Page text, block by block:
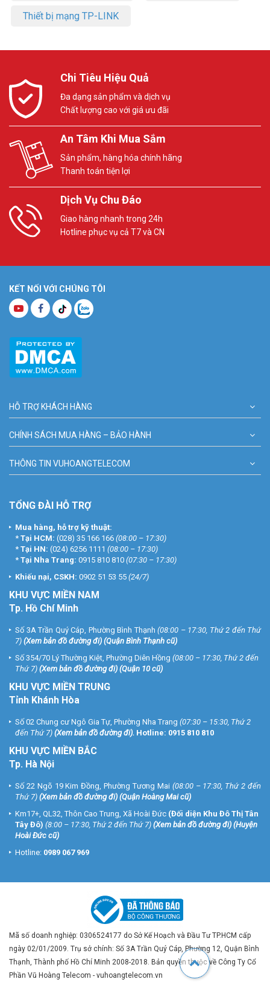
Thiết bị mạng TP-LINK
Chi Tiêu Hiệu Quả
Đa dạng sản phẩm và dịch vụ
Chất lượng cao với giá ưu đãi
An Tâm Khi Mua Sắm
Sản phẩm, hàng hóa chính hãng
Thanh toán tiện lợi
Dịch Vụ Chu Đáo
Giao hàng nhanh trong 24h
Hotline phục vụ cả T7 và CN
KẾT NỐI VỚI CHÚNG TÔI
HỖ TRỢ KHÁCH HÀNG
CHÍNH SÁCH MUA HÀNG – BẢO HÀNH
THÔNG TIN VUHOANGTELECOM
TỔNG ĐÀI HỖ TRỢ
Mua hàng, hỗ trợ kỹ thuật:
* Tại HCM: (028) 35 166 166 (08:00 – 17:30)
* Tại HN: (024) 6256 1111 (08:00 – 17:30)
* Tại Nha Trang: 0915 810 810 (07:30 – 17:30)
Khiếu nại, CSKH: 0902 51 53 55 (24/7)
KHU VỰC MIỀN NAM
Tp. Hồ Chí Minh
Số 3A Trần Quý Cáp, Phường Bình Thạnh (08:00 – 17:30, Thứ 2 đến Thứ
7) (Xem bản đồ đường đi) (Quận Bình Thạnh cũ)
Số 354/70 Lý Thường Kiệt, Phường Diên Hồng (08:00 – 17:30, Thứ 2 đến
Thứ 7) (Xem bản đồ đường đi) (Quận 10 cũ)
KHU VỰC MIỀN TRUNG
Tỉnh Khánh Hòa
Số 02 Chung cư Ngô Gia Tự, Phường Nha Trang (07:30 – 15:30, Thứ 2
đến Thứ 7) (Xem bản đồ đường đi). Hotline: 0915 810 810
KHU VỰC MIỀN BẮC
Tp. Hà Nội
Số 22 Ngõ 19 Kim Đồng, Phường Tương Mai (08:00 – 17:30, Thứ 2 đến
Thứ 7) (Xem bản đồ đường đi) (Quận Hoàng Mai cũ)
Km17+, QL32, Thôn Cao Trung, Xã Hoài Đức (Đối diện Khu Đô Thị Tân
Tây Đô) (8:00 – 17:30, Thứ 2 đến Thứ 7) (Xem bản đồ đường đi) (Huyện
Hoài Đức cũ)
Hotline: 0989 067 969
Mã số doanh nghiệp: 0306524177 do Sở Kế Hoạch và Đầu Tư TP.HCM cấp
ngày 02/01/2009. Trụ sở chính: Số 3A Trần Quý Cáp, Phường 12, Quận Bình
Thạnh, Thành phố Hồ Chí Minh 2008-2018. Bản quyền thuộc về Công Ty Cổ
Phần Vũ Hoàng Telecom - vuhoangtelecom.vn